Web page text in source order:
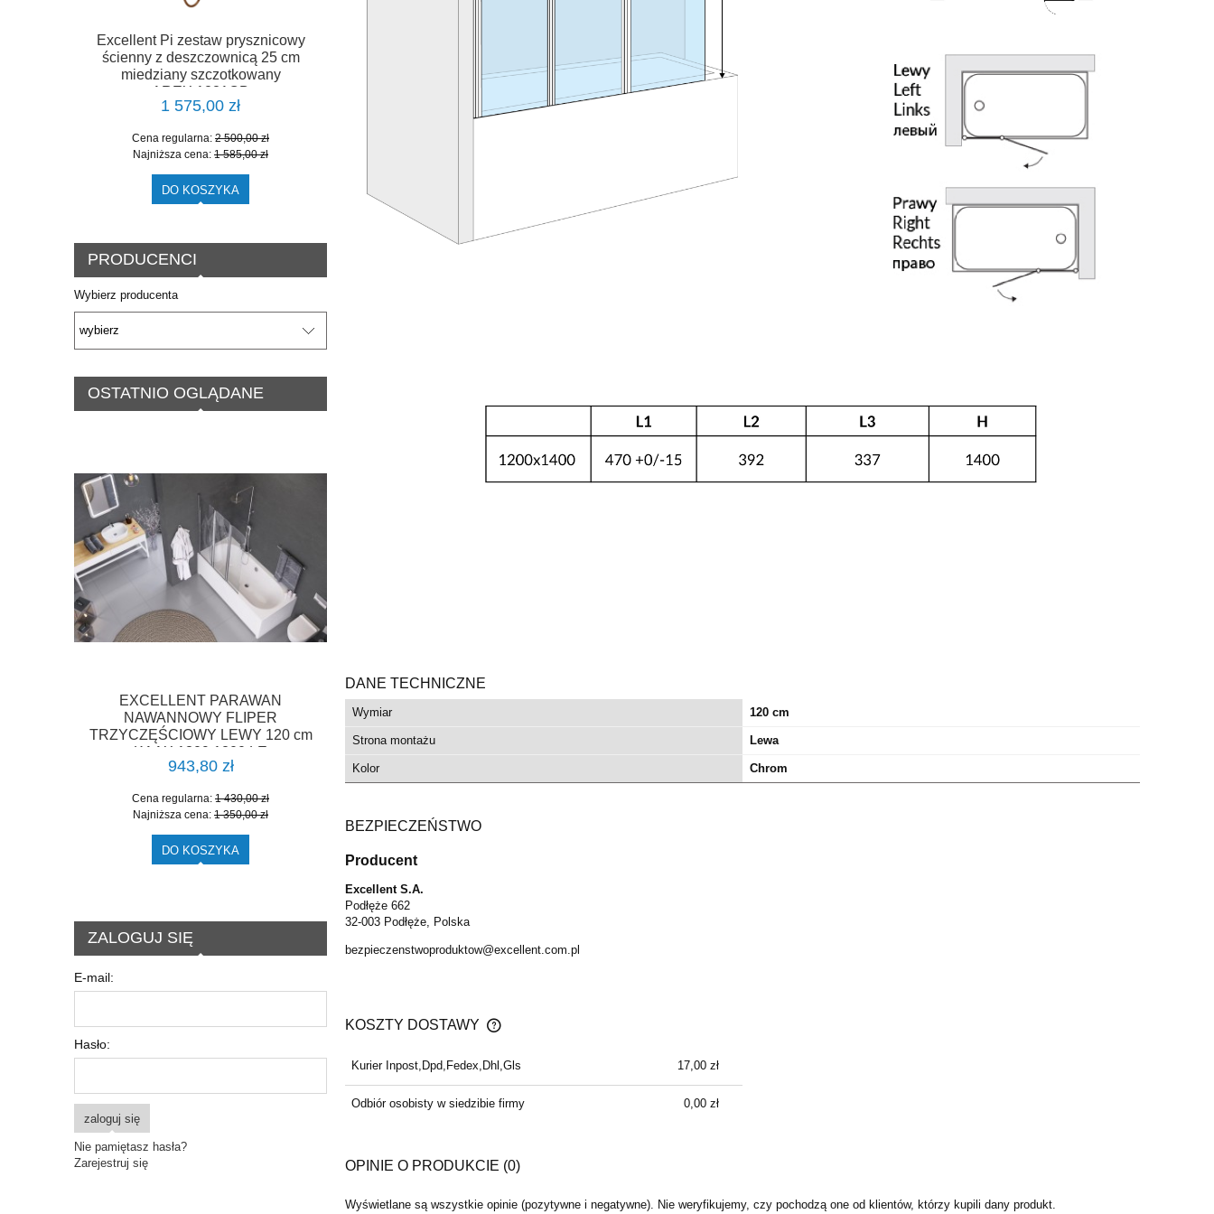
Excellent Pi zestaw prysznicowy
ścienny z deszczownicą 25 cm
miedziany szczotkowany
AREX.1281CB
1 575,00 zł
Cena regularna: 2 500,00 zł
Najniższa cena: 1 585,00 zł
DO KOSZYKA
PRODUCENCI
Wybierz producenta
OSTATNIO OGLĄDANE
EXCELLENT PARAWAN
NAWANNOWY FLIPER
TRZYCZĘŚCIOWY LEWY 120 cm
KAAX.1309.1200.LE
943,80 zł
Cena regularna: 1 430,00 zł
Najniższa cena: 1 350,00 zł
DO KOSZYKA
ZALOGUJ SIĘ
E-mail:
Hasło:
zaloguj się
Nie pamiętasz hasła?
Zarejestruj się
DANE TECHNICZNE
Wymiar 120 cm
Strona montażu Lewa
Kolor Chrom
BEZPIECZEŃSTWO
Producent
Excellent S.A.
Podłęże 662
32-003 Podłęże, Polska
bezpieczenstwoproduktow@excellent.com.pl
KOSZTY DOSTAWY
CENA NIE ZAWIERA EWENTUALNYCH
KOSZTÓW PŁATNOŚCI
Kurier Inpost,Dpd,Fedex,Dhl,Gls 17,00 zł
Odbiór osobisty w siedzibie firmy 0,00 zł
OPINIE O PRODUKCIE (0)
Wyświetlane są wszystkie opinie (pozytywne i negatywne). Nie weryfikujemy, czy pochodzą one od klientów, którzy kupili dany produkt.